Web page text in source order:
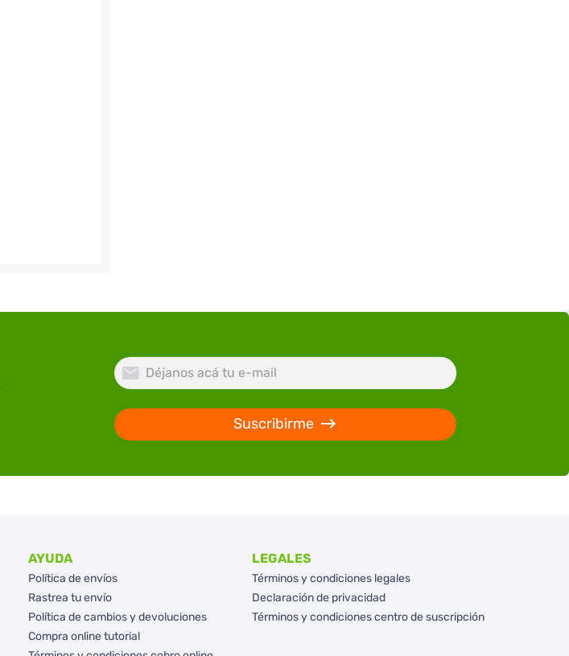
Suscribirme
AYUDA
Política de envíos
Rastrea tu envío
Política de cambios y devoluciones
Compra online tutorial
LEGALES
Términos y condiciones legales
Declaración de privacidad
Términos y condiciones centro de suscripción